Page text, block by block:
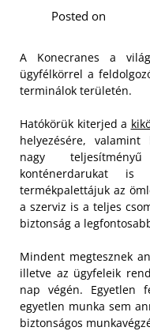
Posted on
A Konecranes a
ügyfélkörrel a
terminálok területén.
Hatókörük kiterjed a
helyezésére,
nagy
konténerdarukat
termékpalettájuk az
a szerviz is a teljes
biztonság a
Mindent megtesznek
illetve az ügyfeleik
nap végén. Egyetlen
egyetlen munka sem
biztonságos